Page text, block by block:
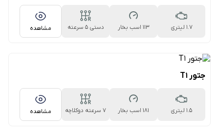
1.7 لیتری 113 اسب بخار دستی ۵ سرعته مشاهده
جتور T1
1.5 لیتری 181 اسب بخار ۷ سرعته دوکلاچه مشاهده